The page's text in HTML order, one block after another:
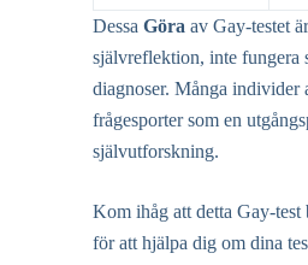
DessaGöra av Gay-testet
självreflektion, inte fungera
diagnoser. Många individer
frågesporter som en
självutforskning.
Kom ihåg att detta Gay-test
för att hjälpa dig om dina